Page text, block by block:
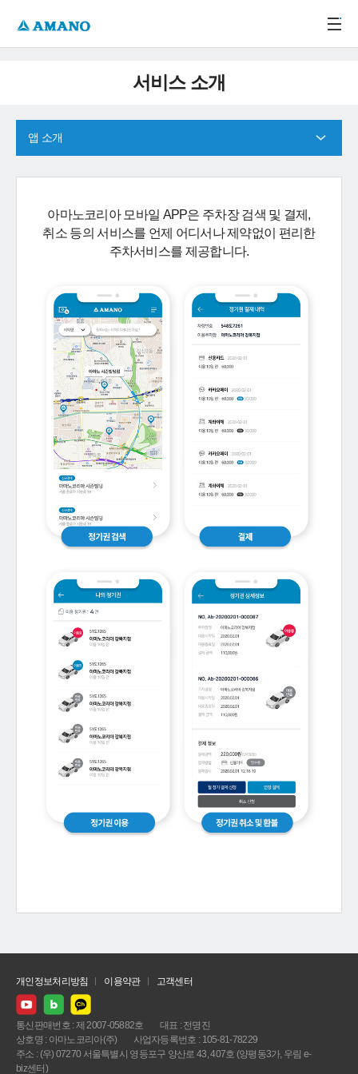
서비스 소개
앱 소개
아마노코리아 모바일 APP은 주차장 검색 및 결제,
취소 등의 서비스를 언제 어디서나 제약없이 편리한
주차서비스를 제공합니다.
개인정보처리방침 이용약관 고객센터
통신판매번호 : 제 2007-05882호
대표 : 전명진
상호명 : 아마노코리아(주)
사업자등록번호 : 105-81-78229
주소 : (우) 07270 서울특별시 영등포구 양산로 43, 407호 (양평동3가, 우림 e-
biz센터)